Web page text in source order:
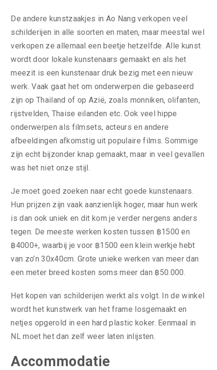
De andere kunstzaakjes in Ao Nang verkopen veel
schilderijen in alle soorten en maten, maar meestal wel
verkopen ze allemaal een beetje hetzelfde. Alle kunst
wordt door lokale kunstenaars gemaakt en als het
meezit is een kunstenaar druk bezig met een nieuw
werk. Vaak gaat het om onderwerpen die gebaseerd
zijn op Thailand of op Azië, zoals monniken, olifanten,
rijstvelden, Thaise eilanden etc. Ook veel hippe
onderwerpen als filmsets, acteurs en andere
afbeeldingen afkomstig uit populaire films. Sommige
zijn echt bijzonder knap gemaakt, maar in veel gevallen
was het niet onze stijl.
Je moet goed zoeken naar echt goede kunstenaars.
Hun prijzen zijn vaak aanzienlijk hoger, maar hun werk
is dan ook uniek en dit kom je verder nergens anders
tegen. De meeste werken kosten tussen ฿1500 en
฿4000+, waarbij je voor ฿1500 een klein werkje hebt
van zo’n 30x40cm. Grote unieke werken van meer dan
een meter breed kosten soms meer dan ฿50.000.
Het kopen van schilderijen werkt als volgt. In de winkel
wordt het kunstwerk van het frame losgemaakt en
netjes opgerold in een hard plastic koker. Eenmaal in
NL moet het dan zelf weer laten inlijsten.
Accommodatie